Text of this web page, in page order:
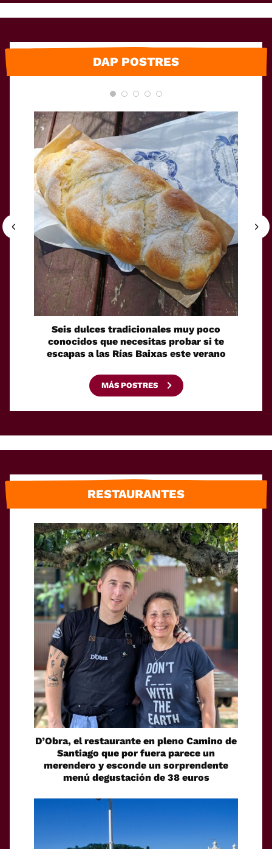
DAP POSTRES
Seis dulces tradicionales muy poco
conocidos que necesitas probar si te
escapas a las Rías Baixas este verano
MÁS POSTRES
RESTAURANTES
D’Obra, el restaurante en pleno Camino de
Santiago que por fuera parece un
merendero y esconde un sorprendente
menú degustación de 38 euros